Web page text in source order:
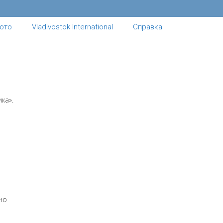
Vladivostok International Справка